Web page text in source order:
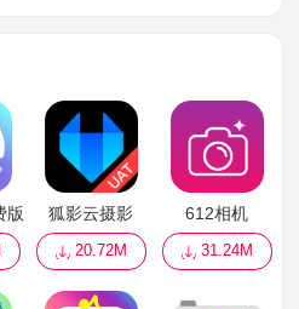
版 狐影云摄影
20.72M
612相机
31.24M